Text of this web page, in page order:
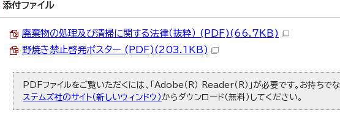
添付ファイル
廃棄物の処理及び清掃に関する法律（抜粋） (PDF)(66.7KB)
野焼き禁止啓発ポスター (PDF)(203.1KB)
PDFファイルをご覧いただくには、「Adobe（R） Reader（R）」が必要です。お持ちで
ステムズ社のサイト（新しいウィンドウ） からダウンロード（無料）してください。